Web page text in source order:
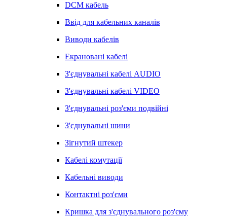
DCM кабель
Ввід для кабельних каналів
Виводи кабелів
Екрановані кабелі
З'єднувальні кабелі AUDIO
З'єднувальні кабелі VIDEO
З'єднувальні роз'єми подвійні
З'єднувальні шини
Зігнутий штекер
Кабелі комутації
Кабельні виводи
Контактні роз'єми
Кришка для з'єднувального роз'єму